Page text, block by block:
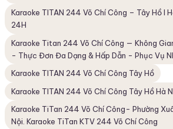
Karaoke TITAN 244 Võ Chí Công – Tây Hồ I
24H
Karaoke Titan 244 Võ Chí Công — Không
- Thực Đơn Đa Dạng & Hấp Dẫn - Phục Vụ
Karaoke TITAN 244 Võ Chí Công Tây Hồ
Karaoke TITAN 244 Võ Chí Công Tây Hồ Hà
Karaoke TiTan 244 Võ Chí Công- Phường
Nội. Karaoke TiTan KTV 244 Võ Chí Công